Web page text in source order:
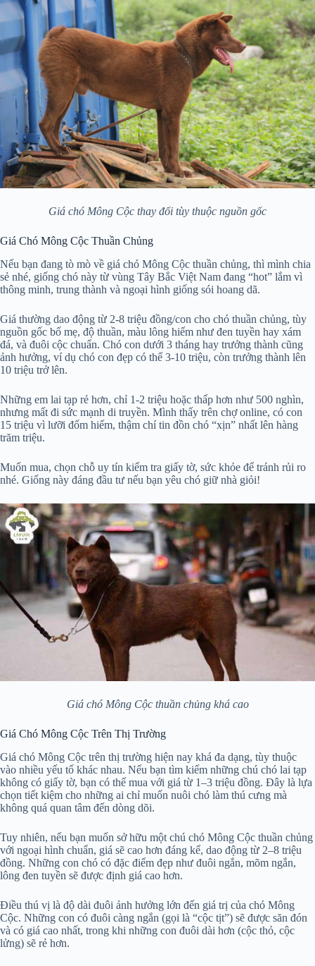
Giá chó Mông Cộc thay đổi tùy thuộc nguồn gốc
Giá Chó Mông Cộc Thuần Chủng
Nếu bạn đang tò mò về giá chó Mông Cộc thuần chủng, thì mình chia
sẻ nhé, giống chó này từ vùng Tây Bắc Việt Nam đang “hot” lắm vì
thông minh, trung thành và ngoại hình giống sói hoang dã.
Giá thường dao động từ 2-8 triệu đồng/con cho chó thuần chủng, tùy
nguồn gốc bố mẹ, độ thuần, màu lông hiếm như đen tuyền hay xám
đá, và đuôi cộc chuẩn. Chó con dưới 3 tháng hay trưởng thành cũng
ảnh hưởng, ví dụ chó con đẹp có thể 3-10 triệu, còn trưởng thành lên
10 triệu trở lên.
Những em lai tạp rẻ hơn, chỉ 1-2 triệu hoặc thấp hơn như 500 nghìn,
nhưng mất đi sức mạnh di truyền. Mình thấy trên chợ online, có con
15 triệu vì lưỡi đốm hiếm, thậm chí tin đồn chó “xịn” nhất lên hàng
trăm triệu.
Muốn mua, chọn chỗ uy tín kiểm tra giấy tờ, sức khỏe để tránh rủi ro
nhé. Giống này đáng đầu tư nếu bạn yêu chó giữ nhà giỏi!
Giá chó Mông Cộc thuần chủng khá cao
Giá Chó Mông Cộc Trên Thị Trường
Giá chó Mông Cộc trên thị trường hiện nay khá đa dạng, tùy thuộc
vào nhiều yếu tố khác nhau. Nếu bạn tìm kiếm những chú chó lai tạp
không có giấy tờ, bạn có thể mua với giá từ 1–3 triệu đồng. Đây là lựa
chọn tiết kiệm cho những ai chỉ muốn nuôi chó làm thú cưng mà
không quá quan tâm đến dòng dõi.
Tuy nhiên, nếu bạn muốn sở hữu một chú chó Mông Cộc thuần chủng
với ngoại hình chuẩn, giá sẽ cao hơn đáng kể, dao động từ 2–8 triệu
đồng. Những con chó có đặc điểm đẹp như đuôi ngắn, mõm ngắn,
lông đen tuyền sẽ được định giá cao hơn.
Điều thú vị là độ dài đuôi ảnh hưởng lớn đến giá trị của chó Mông
Cộc. Những con có đuôi càng ngắn (gọi là “cộc tịt”) sẽ được săn đón
và có giá cao nhất, trong khi những con đuôi dài hơn (cộc thỏ, cộc
lửng) sẽ rẻ hơn.